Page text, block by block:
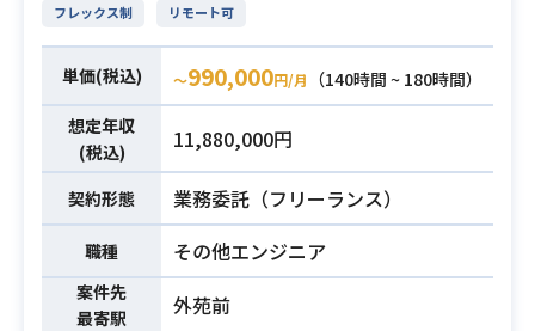
・開発業務の支援ツール開発
必須スキル
Sift/Kotlin アプリいずれかの設計開
発経験（3年以上）
- 自動単体テストではなく、画面動
作ベースのUATに近いもの
必須スキル
・HTML / CSSを用いた画面制作の実
務経験
・JavaScript / jQueryを用いた実務
開発経験
・既存コードのリーディングが可能
・Gitを用いたプルリクベースのチー
ム開発経験
フレックス制 リモート可
単価(税込) 〜990,000円/月
（140時間 ~ 180時間）
想定年収
(税込)
11,880,000円
契約形態 業務委託（フリーランス）
職種 その他エンジニア
案件先
最寄駅
外苑前